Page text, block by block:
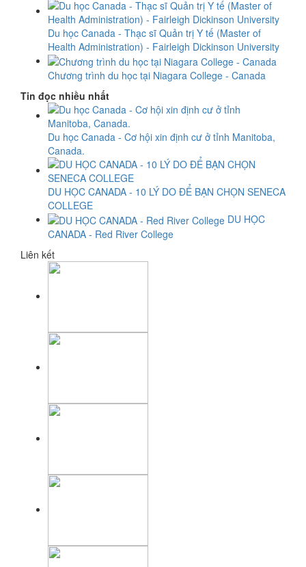
Du học Canada - Thạc sĩ Quản trị Y tế (Master of
Health Administration) - Fairleigh Dickinson University
Chương trình du học tại Niagara College - Canada
Tin đọc nhiều nhất
Du học Canada - Cơ hội xin định cư ở tỉnh Manitoba,
Canada.
DU HỌC CANADA - 10 LÝ DO ĐỂ BẠN CHỌN SENECA
COLLEGE
DU HỌC
CANADA - Red River College
Liên kết